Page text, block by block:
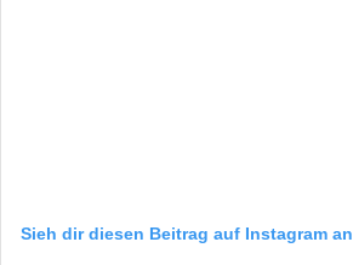
Sieh dir diesen Beitrag auf Instagram an